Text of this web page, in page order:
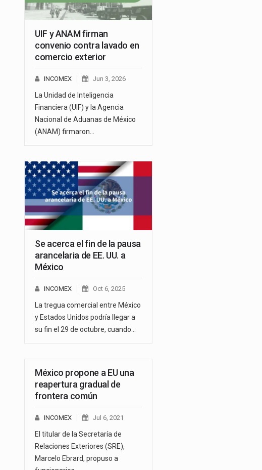
UIF y ANAM firman
convenio contra lavado en
comercio exterior
INCOMEX Jun 3, 2026
La Unidad de Inteligencia
Financiera (UIF) y la Agencia
Nacional de Aduanas de México
(ANAM) firmaron…
Se acerca el fin de la pausa
arancelaria de EE. UU. a
México
INCOMEX Oct 6, 2025
La tregua comercial entre México
y Estados Unidos podría llegar a
su fin el 29 de octubre, cuando…
México propone a EU una
reapertura gradual de
frontera común
INCOMEX Jul 6, 2021
El titular de la Secretaría de
Relaciones Exteriores (SRE),
Marcelo Ebrard, propuso a